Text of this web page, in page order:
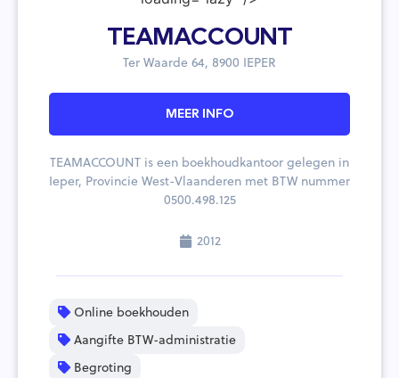
TEAMACCOUNT
Ter Waarde 64, 8900 IEPER
MEER INFO
TEAMACCOUNT is een boekhoudkantoor gelegen in
Ieper, Provincie West-Vlaanderen met BTW nummer
0500.498.125
2012
Online boekhouden
Aangifte BTW-administratie
Begroting